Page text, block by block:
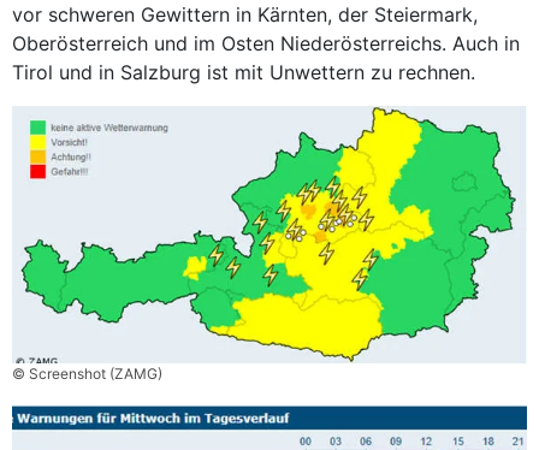
vor schweren Gewittern in Kärnten, der Steiermark,
Oberösterreich und im Osten Niederösterreichs. Auch in
Tirol und in Salzburg ist mit Unwettern zu rechnen.
© Screenshot (ZAMG)